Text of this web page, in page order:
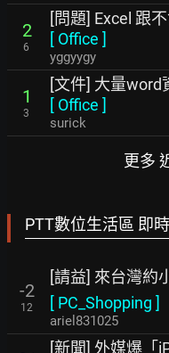
2
6
[問題] Excel 跟
[ Office ]
yggyygy
1
3
[文件] 大量word
[ Office ]
surick
更多
PTT數位生活區 即
-2
12
[請益] 來台灣約
[ PC_Shopping ]
ariel831025
[新聞] 外媒爆「